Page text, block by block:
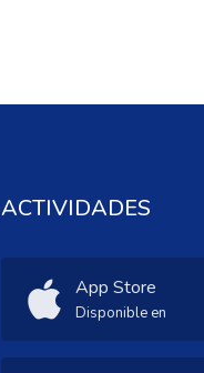
ACTIVIDADES
App Store
Disponible en